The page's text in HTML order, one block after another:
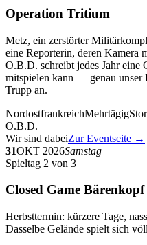
Operation Tritium
Metz, ein zerstörter
eine Reporterin, deren Kamera
O.B.D. schreibt jedes Jahr eine
mitspielen kann — genau unser
Trupp an.
NordostfrankreichMehrtägig
O.B.D.
Wir sind dabeiZur Eventseite →
31OKT 2026Samstag
Spieltag 2 von 3
Closed Game
Herbsttermin: kürzere Tage,
Dasselbe Gelände spielt sich